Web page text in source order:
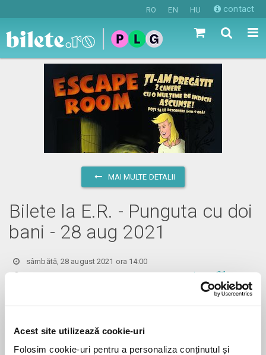
Acest site utilizează cookie-uri
Folosim cookie-uri pentru a personaliza conținutul și
RO EN HU contact
MAI MULTE DETALII
Bilete la E.R. - Punguta cu doi
bani - 28 aug 2021
sâmbătă, 28 august 2021 ora 14:00
Bucuresti, Opera Comica pentru Copiivezi pe harta
Biletele comandate pe www.bilete.ro cu maximum 3 zile inainte de